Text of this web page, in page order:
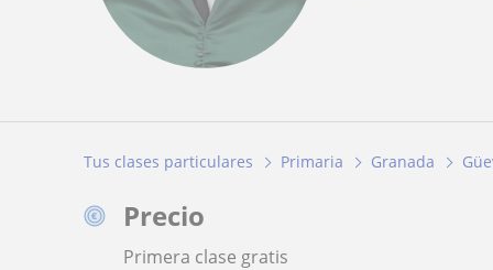
Tus clases particulares Primaria Granada
Precio
Primera clase gratis